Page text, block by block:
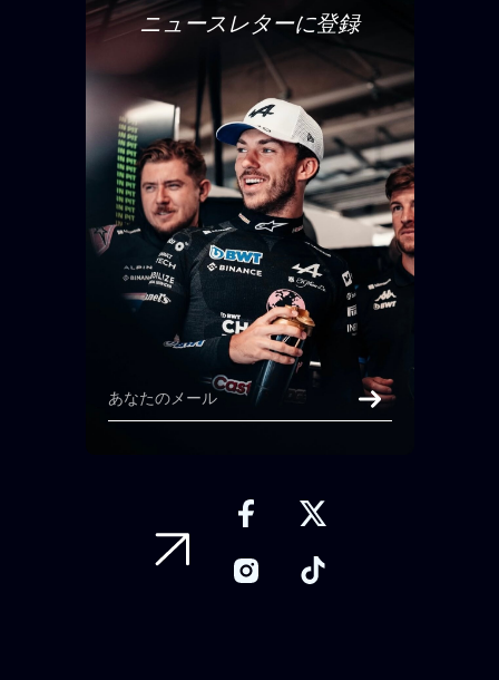
ニュースレターに登録